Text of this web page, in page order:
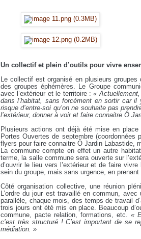
Un collectif et plein d’outils pour vivre
Le collectif est organisé en plusieurs
des groupes éphémères. Le Groupe
avec l’extérieur et le territoire :«
dans l’habitat, sans forcément en sortir car
risque d’entre-soi qu’on ne souhaite pas
l’extérieur, donner à voir et faire connaitre Ô
Plusieurs actions ont déjà été mise en
Portes Ouvertes de septembre
flyers pour faire connaitre Ô Jardin Labastide,
La commune compte en effet un autre
terme, la salle commune sera ouverte sur
d’ouvrir le lieu vers l’extérieur et de faire
sein du groupe, mais sans urgence, en
Côté organisation collective, une réunion
L’ordre du jour est travaillé en commun,
parallèle, chaque mois, des temps de travail
trois jours ont été mis en place. Beaucoup
commune, pacte relation, formations, etc. «
c’est très structuré ! C’est important de se
médiation. »